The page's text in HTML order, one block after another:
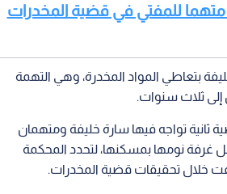
اقرأ أيضا: جنايات القاهرة تحيل أوراق سارة خليفة و12 متهما للمفتي في قضية المخدرات
بتعاطي المواد المخدرة، وهي التهمة
إلى ثلاث سنوات.
تواجه فيها سارة خليفة ومتهمان
غرفة نومها بمسكنها، لتحدد المحكمة